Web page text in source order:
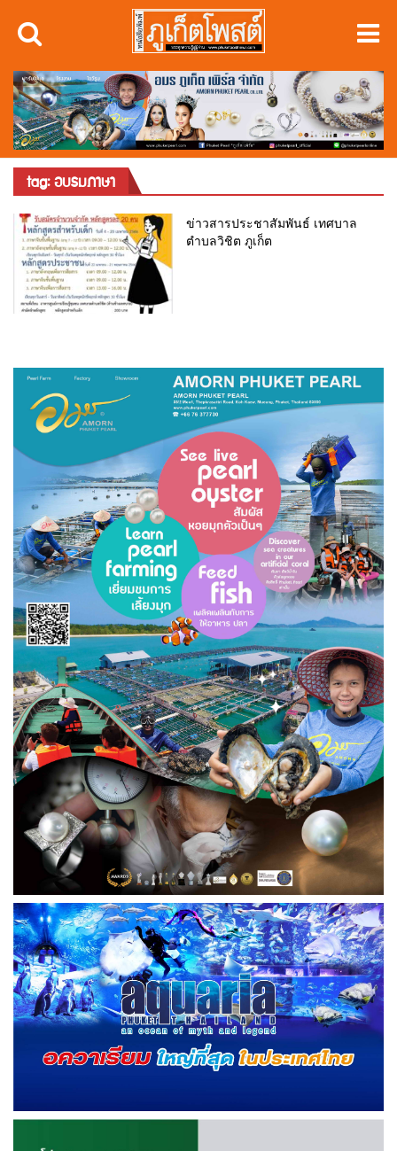
tag: อบรมภาษา
ข่าวสารประชาสัมพันธ์ เทศบาล
ตำบลวิชิต ภูเก็ต